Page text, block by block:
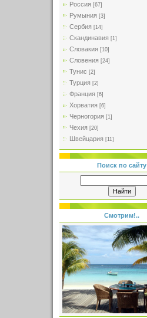
Россия [67]
Румыния [3]
Сербия [14]
Скандинавия [1]
Словакия [10]
Словения [24]
Тунис [2]
Турция [2]
Франция [6]
Хорватия [6]
Черногория [1]
Чехия [20]
Швейцария [11]
Поиск по сайту
Смотрим!..